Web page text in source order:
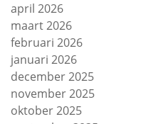
april 2026
maart 2026
februari 2026
januari 2026
december 2025
november 2025
oktober 2025